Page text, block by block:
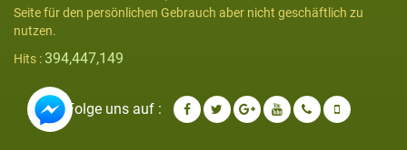
Seite für den persönlichen Gebrauch aber nicht geschäftlich zu
nutzen.
Hits : 394,447,149
Folge uns auf :